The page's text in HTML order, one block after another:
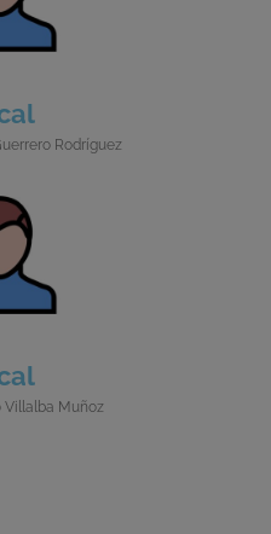
Rodríguez
Villalba Muñoz